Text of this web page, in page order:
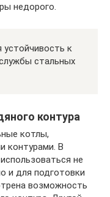
недорого.
к
стальных
контура
котлы,
контурами. В
не
и для подготовки
возможность